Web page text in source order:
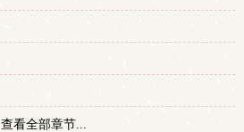
查看全部章节...